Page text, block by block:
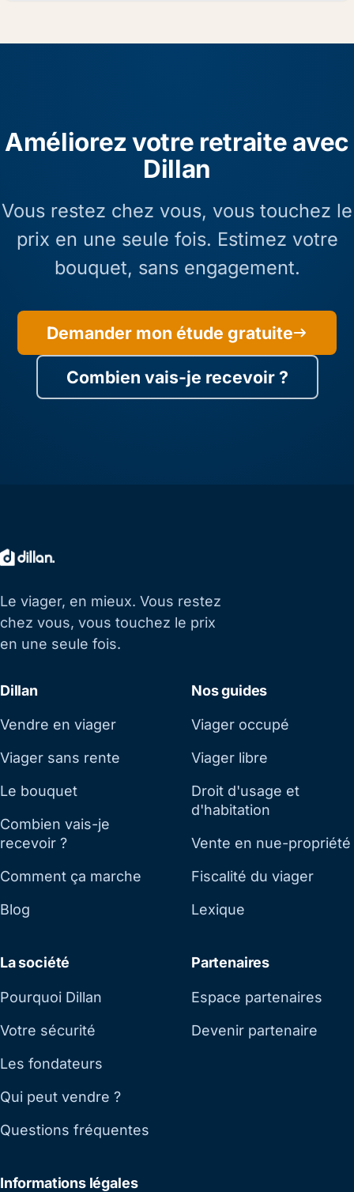
Améliorez votre retraite avec
Dillan
Vous restez chez vous, vous touchez le
prix en une seule fois. Estimez votre
bouquet, sans engagement.
Demander mon étude gratuite
Combien vais-je recevoir ?
Le viager, en mieux. Vous restez
chez vous, vous touchez le prix
en une seule fois.
Dillan
Vendre en viager
Viager sans rente
Le bouquet
Combien vais-je
recevoir ?
Comment ça marche
Blog
Nos guides
Viager occupé
Viager libre
Droit d'usage et
d'habitation
Vente en nue-propriété
Fiscalité du viager
Lexique
La société
Pourquoi Dillan
Votre sécurité
Les fondateurs
Qui peut vendre ?
Questions fréquentes
Partenaires
Espace partenaires
Devenir partenaire
Informations légales